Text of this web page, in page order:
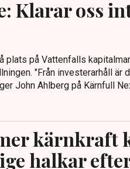
Klarar oss
plats på Vattenfalls
"Från investerarhåll är
John Ahlberg på Kärnfull
kärnkraft
halkar